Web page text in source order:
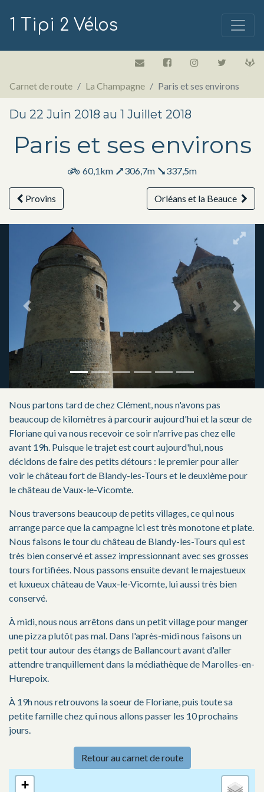
1 Tipi 2 Vélos
Carnet de route La Champagne Paris et ses environs
Du 22 Juin 2018 au 1 Juillet 2018
Paris et ses environs
60,1km 306,7m 337,5m
Provins Orléans et la Beauce
Previous Next
Nous partons tard de chez Clément, nous n'avons pas
beaucoup de kilomètres à parcourir aujourd'hui et la sœur de
Floriane qui va nous recevoir ce soir n'arrive pas chez elle
avant 19h. Puisque le trajet est court aujourd'hui, nous
décidons de faire des petits détours : le premier pour aller
voir le château fort de Blandy-les-Tours et le deuxième pour
le château de Vaux-le-Vicomte.
Nous traversons beaucoup de petits villages, ce qui nous
arrange parce que la campagne ici est très monotone et plate.
Nous faisons le tour du château de Blandy-les-Tours qui est
très bien conservé et assez impressionnant avec ses grosses
tours fortifiées. Nous passons ensuite devant le majestueux
et luxueux château de Vaux-le-Vicomte, lui aussi très bien
conservé.
À midi, nous nous arrêtons dans un petit village pour manger
une pizza plutôt pas mal. Dans l'après-midi nous faisons un
petit tour autour des étangs de Ballancourt avant d'aller
attendre tranquillement dans la médiathèque de Marolles-en-
Hurepoix.
À 19h nous retrouvons la soeur de Floriane, puis toute sa
petite famille chez qui nous allons passer les 10 prochains
jours.
Retour au carnet de route
+